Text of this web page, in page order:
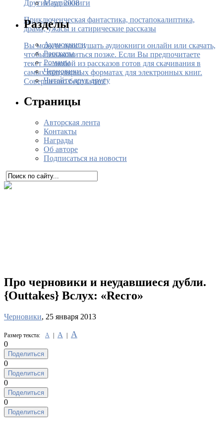
Другие аудиокниги
Приключенческая фантастика, постапокалиптика,
драма, ужасы и сатирические рассказы
Вы можете прослушать аудиокниги онлайн или скачать,
чтобы ознакомиться позже. Если Вы предпочитаете
текст — любой из рассказов готов для скачивания в
самых популярных форматах для электронных книг.
Совершенно бесплатно!
Март 2008
Разделы
Аудиокниги
Рассказы
Романы
Черновики
Читайте друг другу
Страницы
Авторская лента
Контакты
Награды
Об авторе
Подписаться на новости
Про черновики и неудавшиеся дубли.
{Outtakes} Вслух: «Recro»
Черновики, 25 января 2013
Размер текста: А А А
0
Поделиться
0
Поделиться
0
Поделиться
0
Поделиться